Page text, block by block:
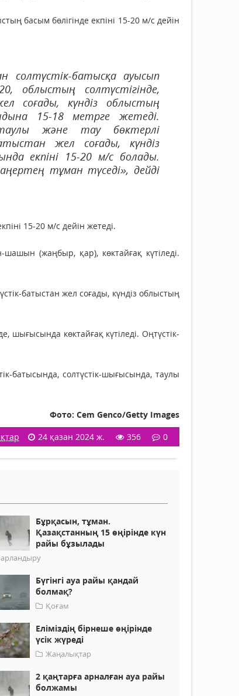
басым бөлігінде екпіні 15-20 м/с дейін
солтүстік-батысқа ауысып
облыстың солтүстігінде,
соғады, күндіз облыстың
15-18 метрге жетеді.
және тау бөктерлі
жел соғады, күндіз
екпіні 15-20 м/с болады.
тұман түседі», дейді
15-20 м/с дейін жетеді.
(жаңбыр, қар), көктайғақ күтіледі.
батыстан жел соғады, күндіз облыстың
шығысында көктайғақ күтіледі. Оңтүстік-
батысында, солтүстік-шығысында, таулы
Фото: Cem Genco/Getty Images
24 қазан 2024 ж. 356 0
Бұрқасын, тұман.
Қазақстанның 15 өңірінде күн
райы бұзылады
Бүгінгі ауа райы қандай
болмақ?
Қоғам
Еліміздің бірнеше өңірінде
үсік жүреді
Жаңалықтар
2 қаңтарға арналған ауа райы
болжамы